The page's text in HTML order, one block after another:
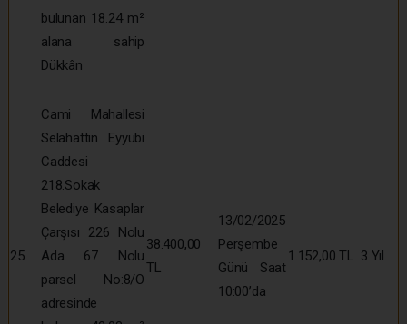
bulunan 18.24 m²
alana sahip
Dükkân
25
Cami Mahallesi
Selahattin Eyyubi
Caddesi
218.Sokak
Belediye Kasaplar
Çarşısı 226 Nolu
Ada 67 Nolu
parsel No:8/O
adresinde
38.400,00
TL
13/02/2025
Perşembe
Günü Saat
10:00’da
1.152,00 TL 3 Yıl